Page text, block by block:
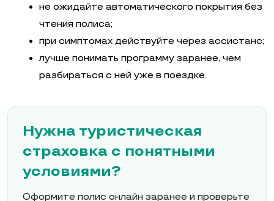
не ожидайте автоматического покрытия без
чтения полиса;
при симптомах действуйте через ассистанс;
лучше понимать программу заранее, чем
разбираться с ней уже в поездке.
Нужна туристическая
страховка с понятными
условиями?
Оформите полис онлайн заранее и проверьте